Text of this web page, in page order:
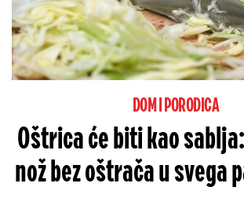
DOM I PORODICA
Oštrica će biti kao
nož bez oštrača u svega